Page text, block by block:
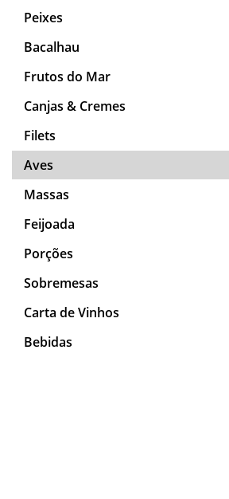
Peixes
Bacalhau
Frutos do Mar
Canjas & Cremes
Filets
Aves
Massas
Feijoada
Porções
Sobremesas
Carta de Vinhos
Bebidas